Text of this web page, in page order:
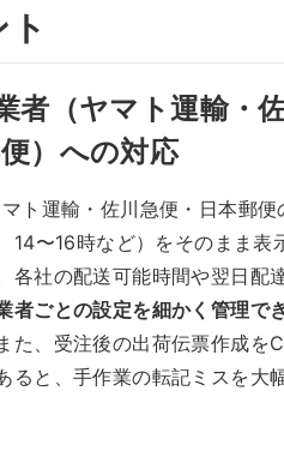
（ヤマト運輸・
）への対応
ト運輸・佐川急便・日本郵便
14〜16時など）をそのまま表
各社の配送可能時間や翌日配
者ごとの設定を細かく管理で
た、受注後の出荷伝票作成を
ると、手作業の転記ミスを大